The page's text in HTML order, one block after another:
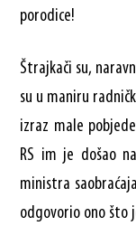
porodice!
Štrajkači su,
su u maniru
izraz male
RS im je došao
ministra
odgovorio ono što